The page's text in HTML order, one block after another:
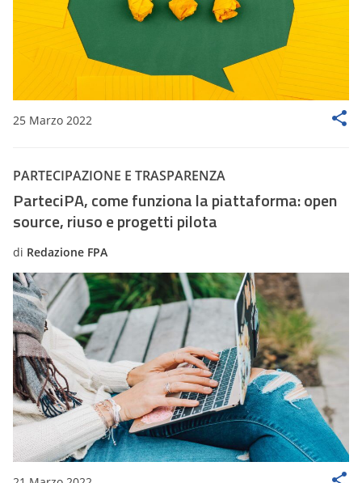
25 Marzo 2022
PARTECIPAZIONE E TRASPARENZA
ParteciPA, come funziona la piattaforma: open
source, riuso e progetti pilota
di Redazione FPA